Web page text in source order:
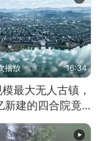
播放 16:34
最大无人古镇，
新建的四合院竟
，发生了啥